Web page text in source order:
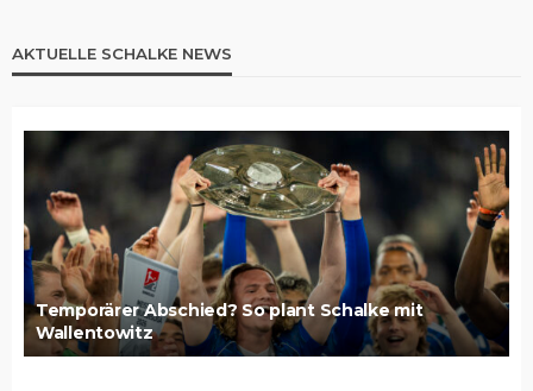
AKTUELLE SCHALKE NEWS
Temporärer Abschied? So plant Schalke mit
Wallentowitz